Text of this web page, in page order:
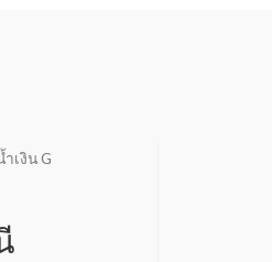
เงิน G